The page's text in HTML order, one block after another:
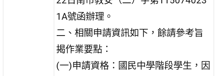
1A號函辦理。
二、相關申請資訊如下，餘請參考旨
揭作業要點：
(一)申請資格：國民中學階段學生，因